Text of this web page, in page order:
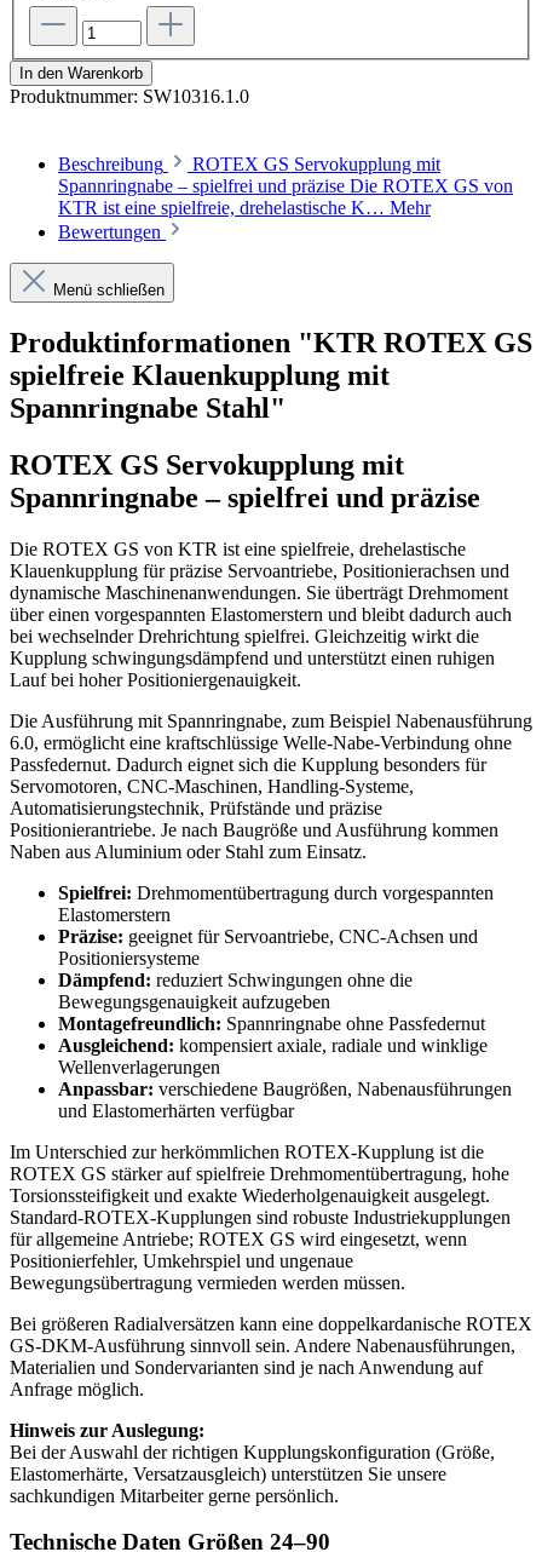
In den Warenkorb
Produktnummer: SW10316.1.0
Beschreibung
ROTEX GS Servokupplung mit
Spannringnabe – spielfrei und präzise Die ROTEX GS von
KTR ist eine spielfreie, drehelastische K… Mehr
Bewertungen
Menü schließen
Produktinformationen "KTR ROTEX GS
spielfreie Klauenkupplung mit
Spannringnabe Stahl"
ROTEX GS Servokupplung mit
Spannringnabe – spielfrei und präzise
Die ROTEX GS von KTR ist eine spielfreie, drehelastische
Klauenkupplung für präzise Servoantriebe, Positionierachsen und
dynamische Maschinenanwendungen. Sie überträgt Drehmoment
über einen vorgespannten Elastomerstern und bleibt dadurch auch
bei wechselnder Drehrichtung spielfrei. Gleichzeitig wirkt die
Kupplung schwingungsdämpfend und unterstützt einen ruhigen
Lauf bei hoher Positioniergenauigkeit.
Die Ausführung mit Spannringnabe, zum Beispiel Nabenausführung
6.0, ermöglicht eine kraftschlüssige Welle-Nabe-Verbindung ohne
Passfedernut. Dadurch eignet sich die Kupplung besonders für
Servomotoren, CNC-Maschinen, Handling-Systeme,
Automatisierungstechnik, Prüfstände und präzise
Positionierantriebe. Je nach Baugröße und Ausführung kommen
Naben aus Aluminium oder Stahl zum Einsatz.
Spielfrei: Drehmomentübertragung durch vorgespannten
Elastomerstern
Präzise: geeignet für Servoantriebe, CNC-Achsen und
Positioniersysteme
Dämpfend: reduziert Schwingungen ohne die
Bewegungsgenauigkeit aufzugeben
Montagefreundlich: Spannringnabe ohne Passfedernut
Ausgleichend: kompensiert axiale, radiale und winklige
Wellenverlagerungen
Anpassbar: verschiedene Baugrößen, Nabenausführungen
und Elastomerhärten verfügbar
Im Unterschied zur herkömmlichen ROTEX-Kupplung ist die
ROTEX GS stärker auf spielfreie Drehmomentübertragung, hohe
Torsionssteifigkeit und exakte Wiederholgenauigkeit ausgelegt.
Standard-ROTEX-Kupplungen sind robuste Industriekupplungen
für allgemeine Antriebe; ROTEX GS wird eingesetzt, wenn
Positionierfehler, Umkehrspiel und ungenaue
Bewegungsübertragung vermieden werden müssen.
Bei größeren Radialversätzen kann eine doppelkardanische ROTEX
GS-DKM-Ausführung sinnvoll sein. Andere Nabenausführungen,
Materialien und Sondervarianten sind je nach Anwendung auf
Anfrage möglich.
Hinweis zur Auslegung:
Bei der Auswahl der richtigen Kupplungskonfiguration (Größe,
Elastomerhärte, Versatzausgleich) unterstützen Sie unsere
sachkundigen Mitarbeiter gerne persönlich.
Technische Daten Größen 24–90